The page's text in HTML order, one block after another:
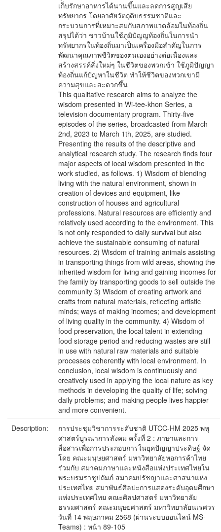
เก็บรักษาอาหารได้นานขึ้นและลดการสูญเสีย
ทรัพยากร โดยอาศัยวัตถุดิบธรรมชาติและ
กระบวนการที่เหมาะสมกับสภาพแวดล้อมในท้องถิ่น
สรุปได้ว่า ชาวบ้านใช้ภูมิปัญญท้องถิ่นในการนำ
ทรัพยากรในท้องถิ่นมาเป็นเครื่องมือสำคัญในการ
พัฒนาคุณภาพชีวิตของตนเองอย่างต่อเนื่องและ
สร้างสรรค์สิ่งใหม่ๆ ในชีวิตของพวกเข้า ใช้ภูมิปัญญา
ท้องถิ่นแก้ปัญหาในชีวิต ทำให้ชีวิตของพวกเขามี
ความสุขและสะดวกขึ้น
This qualitative research aims to analyze the
wisdom presented in Wi-tee-khon Series, a
television documentary program. Thirty-five
episodes of the series, broadcasted from March
2nd, 2023 to March 1th, 2025, are studied.
Presenting the results of the descriptive and
analytical research study. The research finds four
major aspects of local wisdom presented in the
work studied, as follows. 1) Wisdom of blending
living with the natural environment, shown in
creation of devices and equipment, like
construction of houses and agricultural
professions. Natural resources are efficiently and
relatively used according to the environment. This
is not only responded to daily survival but also
achieve the sustainable consuming of natural
resources. 2) Wisdom of training animals assisting
in transporting things from wild areas, showing the
inherited wisdom for living and gaining incomes for
the family by transporting goods to sell outside the
community 3) Wisdom of creating artwork and
crafts from natural materials, reflecting artistic
minds; ways of making incomes; and development
of living quality in the community. 4) Wisdom of
food preservation, the local talent in extending
food storage period and reducing wastes are still
in use with natural raw materials and suitable
processes coherently with local environment. In
conclusion, local wisdom is continuously and
creatively used in applying the local nature as key
methods in developing the quality of life; solving
daily problems; and making people lives happier
and more convenient.
Description:
การประชุมวิชาการระดับชาติ UTCC-HM 2025 พหุ
ศาสตร์บูรณาการสังคม ครั้งที่ 2 : ภาษาและการ
สื่อสารเพื่อการประกอบการในยุคปัญญาประดิษฐ์ จัด
โดย คณะมนุษยศาสตร์ มหาวิทยาลัยหอการค้าไทย
ร่วมกับ สมาคมภาษาและหนังสือแห่งประเทศไทยใน
พระบรมราชูปถัมภ์ สมาคมปรัชญาและศาสนาแห่ง
ประเทศไทย สมาพันธ์ศิลปะการแสดงระดับอุดมศึกษา
แห่งประเทศไทย คณะศิลปศาสตร์ มหาวิทยาลัย
ธรรมศาสตร์ คณะมนุษยศาสตร์ มหาวิทยาลัยนเรศวร
วันที่ 14 พฤษภาคม 2568 (ผ่านระบบออนไลน์ MS-
Teams) : หน้า 89-105